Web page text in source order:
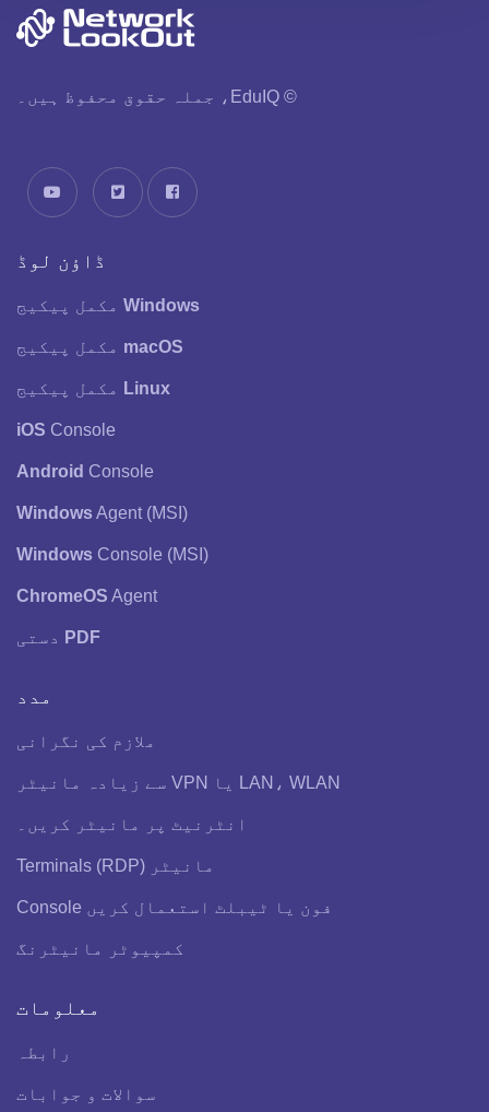
© EduIQ، جملہ حقوق محفوظ ہیں۔
ڈاؤن لوڈ
Windows مکمل پیکیج
macOS مکمل پیکیج
Linux مکمل پیکیج
iOS Console
Android Console
WindowsAgent (MSI)
Windows Console (MSI)
ChromeOS Agent
PDF دستی
مدد
ملازم کی نگرانی
LAN، WLAN یا VPN سے زیادہ مانیٹر
انٹرنیٹ پر مانیٹر کریں۔
مانیٹر Terminals (RDP)
فون یا ٹیبلٹ استعمال کریں Console
کمپیوٹر مانیٹرنگ
معلومات
رابطہ
سوالات و جوابات